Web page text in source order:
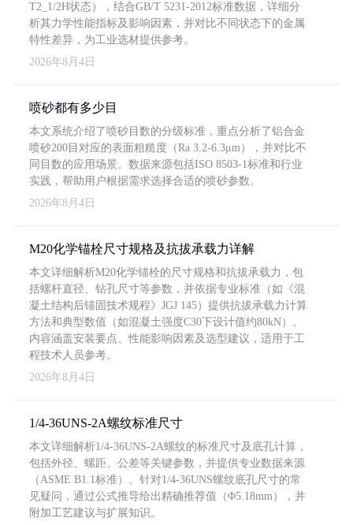
T2_1/2H状态），结合GB/T 5231-2012标准数据，详细分
析其力学性能指标及影响因素，并对比不同状态下的金属
特性差异，为工业选材提供参考。
2026年8月4日
喷砂都有多少目
本文系统介绍了喷砂目数的分级标准，重点分析了铝合金
喷砂200目对应的表面粗糙度（Ra 3.2-6.3μm），并对比不
同目数的应用场景。数据来源包括ISO 8503-1标准和行业
实践，帮助用户根据需求选择合适的喷砂参数。
2026年8月4日
M20化学锚栓尺寸规格及抗拔承载力详解
本文详细解析M20化学锚栓的尺寸规格和抗拔承载力，包
括螺杆直径、钻孔尺寸等参数，并依据专业标准（如《混
凝土结构后锚固技术规程》JGJ 145）提供抗拔承载力计算
方法和典型数值（如混凝土强度C30下设计值约80kN）。
内容涵盖安装要点、性能影响因素及选型建议，适用于工
程技术人员参考。
2026年8月4日
1/4-36UNS-2A螺纹标准尺寸
本文详细解析1/4-36UNS-2A螺纹的标准尺寸及底孔计算，
包括外径、螺距、公差等关键参数，并提供专业数据来源
（ASME B1.1标准）。针对1/4-36UNS螺纹底孔尺寸的常
见疑问，通过公式推导给出精确推荐值（Φ5.18mm），并
附加工艺建议与扩展知识。